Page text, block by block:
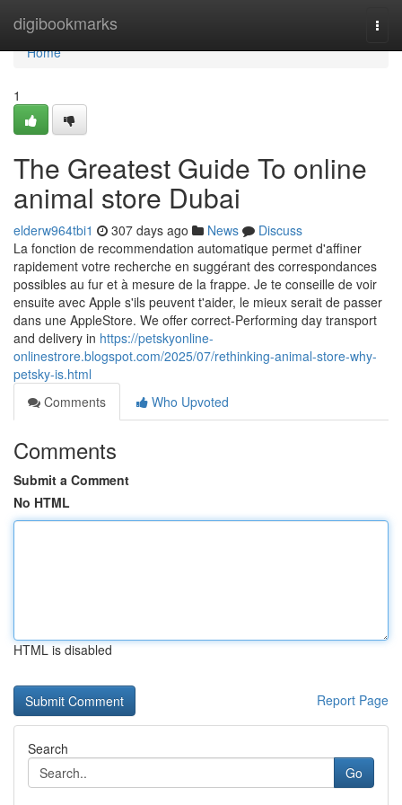
digibookmarks
Home
Home
1
The Greatest Guide To online
animal store Dubai
elderw964tbi1 307 days ago News
Discuss
La fonction de recommendation automatique permet d'affiner
rapidement votre recherche en suggérant des correspondances
possibles au fur et à mesure de la frappe. Je te conseille de voir
ensuite avec Apple s'ils peuvent t'aider, le mieux serait de passer
dans une AppleStore. We offer correct-Performing day transport
and delivery in https://petskyonline-
onlinestrore.blogspot.com/2025/07/rethinking-animal-store-why-
petsky-is.html
Comments
Who Upvoted
Comments
Submit a Comment
No HTML
HTML is disabled
Report Page
Search
Go